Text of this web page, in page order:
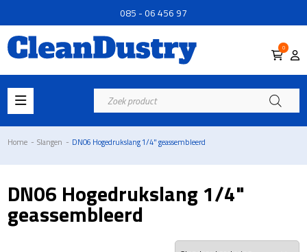
085 - 06 456 97
0
Producten
zoeken
Home - Slangen - DN06 Hogedrukslang 1/4" geassembleerd
DN06 Hogedrukslang 1/4"
geassembleerd